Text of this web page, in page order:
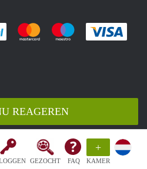
GEZOCHT FAQ
+
KAMER
REAGEREN
Je rekent gemakkelijk af met Paypal
Je rekent gemakkelijk af met
Je rekent